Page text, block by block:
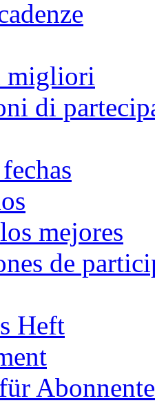
migliori
di
mejores
de
Heft